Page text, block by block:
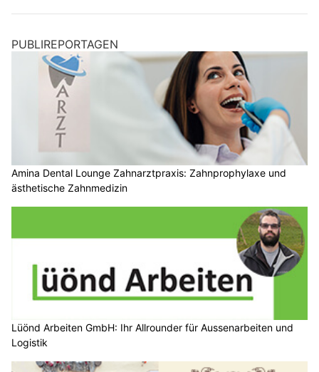
PUBLIREPORTAGEN
Amina Dental Lounge Zahnarztpraxis: Zahnprophylaxe und
ästhetische Zahnmedizin
Lüönd Arbeiten GmbH: Ihr Allrounder für Aussenarbeiten und
Logistik